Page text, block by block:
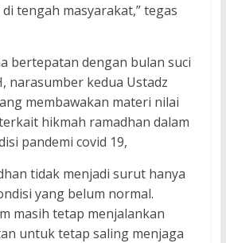
tengah masyarakat,” tegas
bertepatan dengan bulan suci
narasumber kedua Ustadz
membawakan materi nilai
hikmah ramadhan dalam
pandemi covid 19,
tidak menjadi surut hanya
yang belum normal.
masih tetap menjalankan
untuk tetap saling menjaga